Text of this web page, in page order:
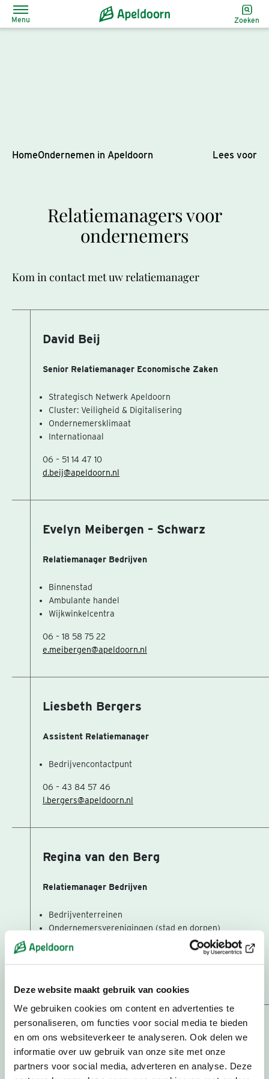
Deze website maakt gebruik van cookies
We gebruiken cookies om content en advertenties te
personaliseren, om functies voor social media te bieden
en om ons websiteverkeer te analyseren. Ook delen we
informatie over uw gebruik van onze site met onze
partners voor social media, adverteren en analyse. Deze
Menu Zoeken
HomeOndernemen in Apeldoorn Lees voor
Relatiemanagers voor
ondernemers
Kom in contact met uw relatiemanager
David Beij
Senior Relatiemanager Economische Zaken
Strategisch Netwerk Apeldoorn
Cluster: Veiligheid & Digitalisering
Ondernemersklimaat
Internationaal
06 – 51 14 47 10
d.beij@apeldoorn.nl
Evelyn Meibergen – Schwarz
Relatiemanager Bedrijven
Binnenstad
Ambulante handel
Wijkwinkelcentra
06 – 18 58 75 22
e.meibergen@apeldoorn.nl
Liesbeth Bergers
Assistent Relatiemanager
Bedrijvencontactpunt
06 – 43 84 57 46
l.bergers@apeldoorn.nl
Regina van den Berg
Relatiemanager Bedrijven
Bedrijventerreinen
Ondernemersverenigingen (stad en dorpen)
Vliegveld Teuge
06 – 14 85 15 93
Yvonne Kranenbarg
Assistent Relatiemanager